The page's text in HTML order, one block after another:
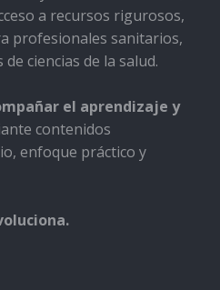
a recursos rigurosos,
profesionales sanitarios,
ciencias de la salud.
el aprendizaje y
contenidos
enfoque práctico y